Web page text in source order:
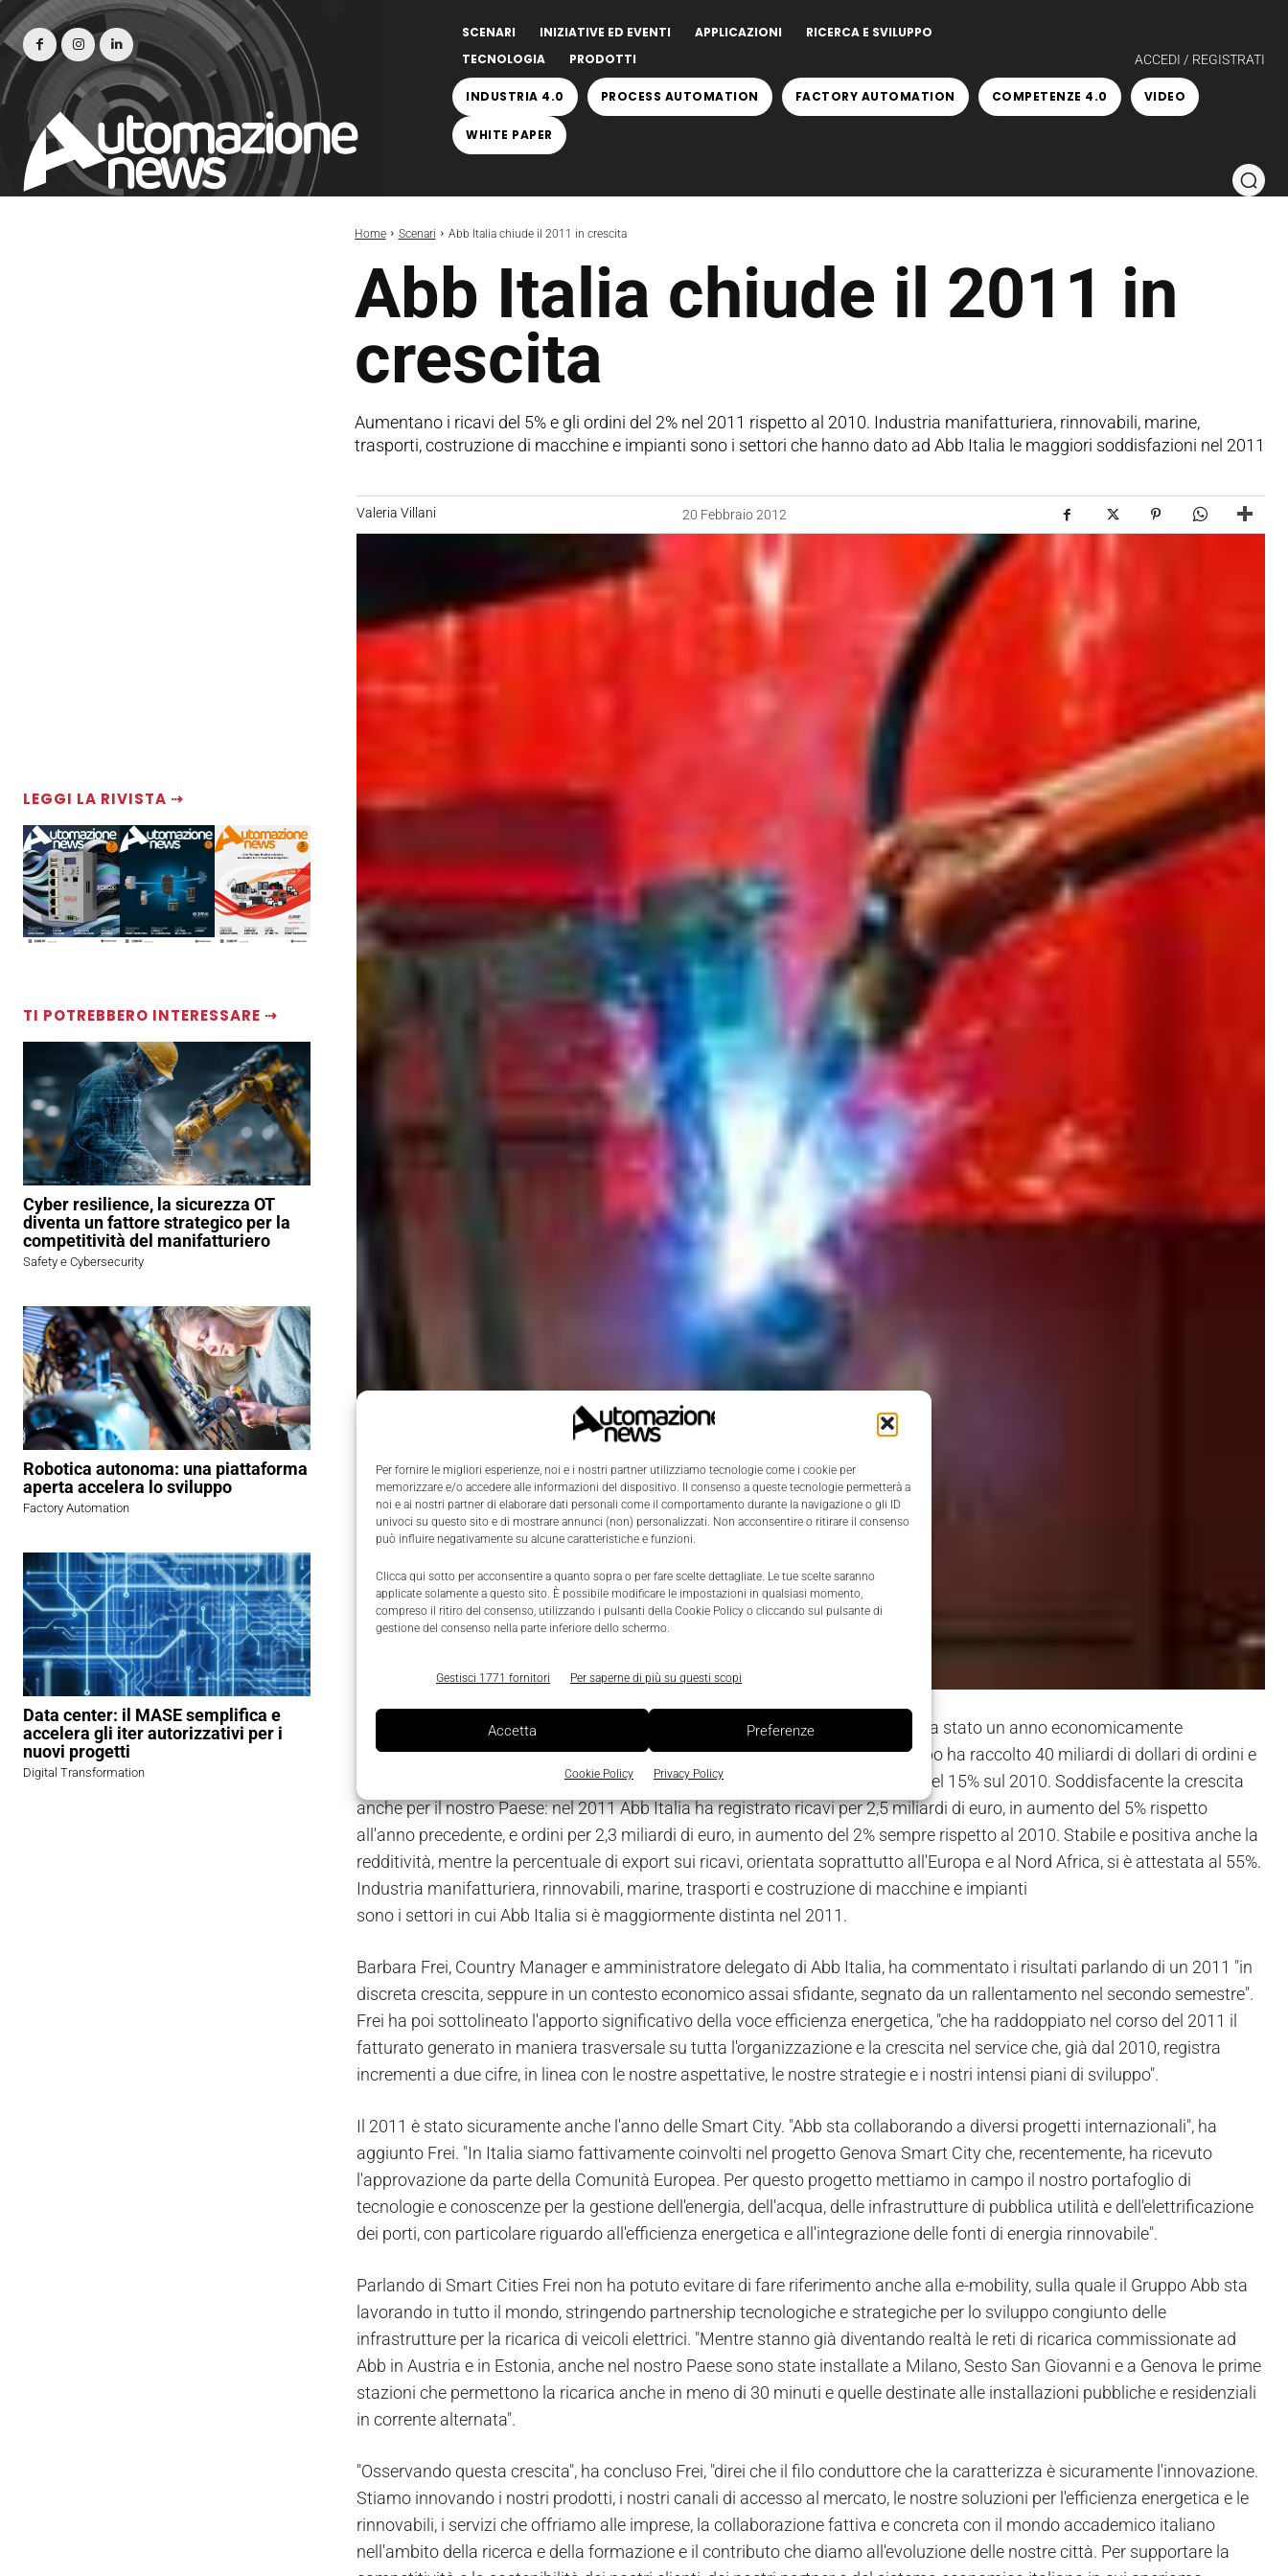
Per fornire le migliori esperienze, noi e i nostri partner utilizziamo tecnologie come i cookie per
memorizzare e/o accedere alle informazioni del dispositivo. Il consenso a queste tecnologie permetterà a
noi e ai nostri partner di elaborare dati personali come il comportamento durante la navigazione o gli ID
univoci su questo sito e di mostrare annunci (non) personalizzati. Non acconsentire o ritirare il consenso
può influire negativamente su alcune caratteristiche e funzioni.
Clicca qui sotto per acconsentire a quanto sopra o per fare scelte dettagliate. Le tue scelte saranno
applicate solamente a questo sito. È possibile modificare le impostazioni in qualsiasi momento,
compreso il ritiro del consenso, utilizzando i pulsanti della Cookie Policy o cliccando sul pulsante di
gestione del consenso nella parte inferiore dello schermo.
Gestisci 1771 fornitori Per saperne di più su questi scopi
Accetta Preferenze
Cookie Policy Privacy Policy
SCENARI INIZIATIVE ED EVENTI APPLICAZIONI
RICERCA E SVILUPPO
TECNOLOGIA
PRODOTTI ACCEDI / REGISTRATI
INDUSTRIA 4.0 PROCESS AUTOMATION FACTORY AUTOMATION COMPETENZE 4.0 VIDEO
WHITE PAPER
Home Scenari Abb Italia chiude il 2011 in crescita
Abb Italia chiude il 2011 in
crescita
Aumentano i ricavi del 5% e gli ordini del 2% nel 2011 rispetto al 2010. Industria manifatturiera, rinnovabili, marine,
trasporti, costruzione di macchine e impianti sono i settori che hanno dato ad Abb Italia le maggiori soddisfazioni nel 2011
LEGGI LA RIVISTA ⇢
TI POTREBBERO INTERESSARE ⇢
Cyber resilience, la sicurezza OT
diventa un fattore strategico per la
competitività del manifatturiero
Safety e Cybersecurity
Robotica autonoma: una piattaforma
aperta accelera lo sviluppo
Factory Automation
Data center: il MASE semplifica e
accelera gli iter autorizzativi per i
nuovi progetti
Digital Transformation
Valeria Villani 20 Febbraio 2012
I risultati 2011 annunciati da Abb rivelano una "buona stabilità, nonostante sia stato un anno economicamente
turbolento", per dirla come Joe Hogan, il Ceo di Abb. A livello mondiale il gruppo ha raccolto 40 miliardi di dollari di ordini e
registrato 37 miliardi di dollari di ricavi, con una crescita rispettiva del 18% e del 15% sul 2010. Soddisfacente la crescita
anche per il nostro Paese: nel 2011 Abb Italia ha registrato ricavi per 2,5 miliardi di euro, in aumento del 5% rispetto
all'anno precedente, e ordini per 2,3 miliardi di euro, in aumento del 2% sempre rispetto al 2010. Stabile e positiva anche la
redditività, mentre la percentuale di export sui ricavi, orientata soprattutto all'Europa e al Nord Africa, si è attestata al 55%.
Industria manifatturiera, rinnovabili, marine, trasporti e costruzione di macchine e impianti
sono i settori in cui Abb Italia si è maggiormente distinta nel 2011.
Barbara Frei, Country Manager e amministratore delegato di Abb Italia, ha commentato i risultati parlando di un 2011 "in
discreta crescita, seppure in un contesto economico assai sfidante, segnato da un rallentamento nel secondo semestre".
Frei ha poi sottolineato l'apporto significativo della voce efficienza energetica, "che ha raddoppiato nel corso del 2011 il
fatturato generato in maniera trasversale su tutta l'organizzazione e la crescita nel service che, già dal 2010, registra
incrementi a due cifre, in linea con le nostre aspettative, le nostre strategie e i nostri intensi piani di sviluppo".
Il 2011 è stato sicuramente anche l'anno delle Smart City. "Abb sta collaborando a diversi progetti internazionali", ha
aggiunto Frei. "In Italia siamo fattivamente coinvolti nel progetto Genova Smart City che, recentemente, ha ricevuto
l'approvazione da parte della Comunità Europea. Per questo progetto mettiamo in campo il nostro portafoglio di
tecnologie e conoscenze per la gestione dell'energia, dell'acqua, delle infrastrutture di pubblica utilità e dell'elettrificazione
dei porti, con particolare riguardo all'efficienza energetica e all'integrazione delle fonti di energia rinnovabile".
Parlando di Smart Cities Frei non ha potuto evitare di fare riferimento anche alla e-mobility, sulla quale il Gruppo Abb sta
lavorando in tutto il mondo, stringendo partnership tecnologiche e strategiche per lo sviluppo congiunto delle
infrastrutture per la ricarica di veicoli elettrici. "Mentre stanno già diventando realtà le reti di ricarica commissionate ad
Abb in Austria e in Estonia, anche nel nostro Paese sono state installate a Milano, Sesto San Giovanni e a Genova le prime
stazioni che permettono la ricarica anche in meno di 30 minuti e quelle destinate alle installazioni pubbliche e residenziali
in corrente alternata".
"Osservando questa crescita", ha concluso Frei, "direi che il filo conduttore che la caratterizza è sicuramente l'innovazione.
Stiamo innovando i nostri prodotti, i nostri canali di accesso al mercato, le nostre soluzioni per l'efficienza energetica e le
rinnovabili, i servizi che offriamo alle imprese, la collaborazione fattiva e concreta con il mondo accademico italiano
nell'ambito della ricerca e della formazione e il contributo che diamo all'evoluzione delle nostre città. Per supportare la